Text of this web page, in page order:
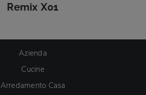
Remix X01
Azienda
Cucine
Arredamento Casa